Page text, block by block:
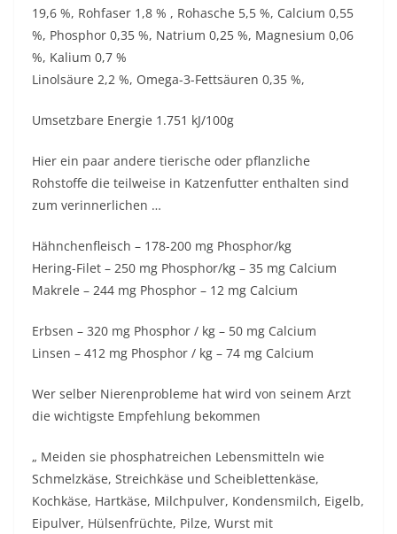
19,6 %, Rohfaser 1,8 % , Rohasche 5,5 %, Calcium 0,55
%, Phosphor 0,35 %, Natrium 0,25 %, Magnesium 0,06
%, Kalium 0,7 %
Linolsäure 2,2 %, Omega-3-Fettsäuren 0,35 %,
Umsetzbare Energie 1.751 kJ/100g
Hier ein paar andere tierische oder pflanzliche
Rohstoffe die teilweise in Katzenfutter enthalten sind
zum verinnerlichen …
Hähnchenfleisch – 178-200 mg Phosphor/kg
Hering-Filet – 250 mg Phosphor/kg – 35 mg Calcium
Makrele – 244 mg Phosphor – 12 mg Calcium
Erbsen – 320 mg Phosphor / kg – 50 mg Calcium
Linsen – 412 mg Phosphor / kg – 74 mg Calcium
Wer selber Nierenprobleme hat wird von seinem Arzt
die wichtigste Empfehlung bekommen
„ Meiden sie phosphatreichen Lebensmitteln wie
Schmelzkäse, Streichkäse und Scheiblettenkäse,
Kochkäse, Hartkäse, Milchpulver, Kondensmilch, Eigelb,
Eipulver, Hülsenfrüchte, Pilze, Wurst mit